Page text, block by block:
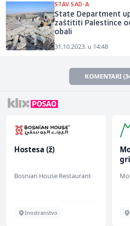
STAV SAD-A
State Department
zaštititi Palestince
obali
31.10.2023. u 14:48
KOMENTARI
Hostesa (ž)
Bosnian House Restaurant
Inostranstvo